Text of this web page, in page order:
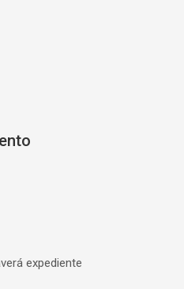
expediente